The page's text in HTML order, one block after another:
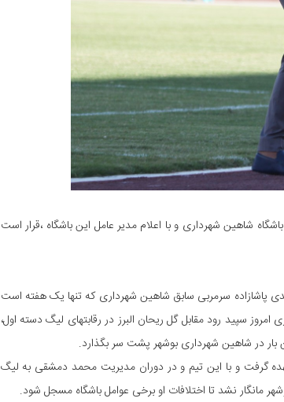
شاهین شهرداری و با اعلام مدیر عامل این باشگاه ،قرار است
پاشازاده سرمربی سابق شاهین شهرداری که تنها یک هفته است
سپید رود مقابل گل ریحان البرز در رقابتهای لیگ دسته اول،
بار در شاهین شهرداری بوشهر پشت سر بگذارد.
گرفت و با این تیم و در دوران مدیریت محمد دمشقی به لیگ
مانگار نشد تا اختلافات او برخی عوامل باشگاه مسجل شود.